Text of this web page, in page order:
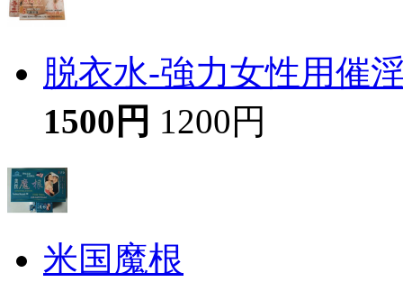
脱衣水-強力女性用催
1500円 1200円
米国魔根